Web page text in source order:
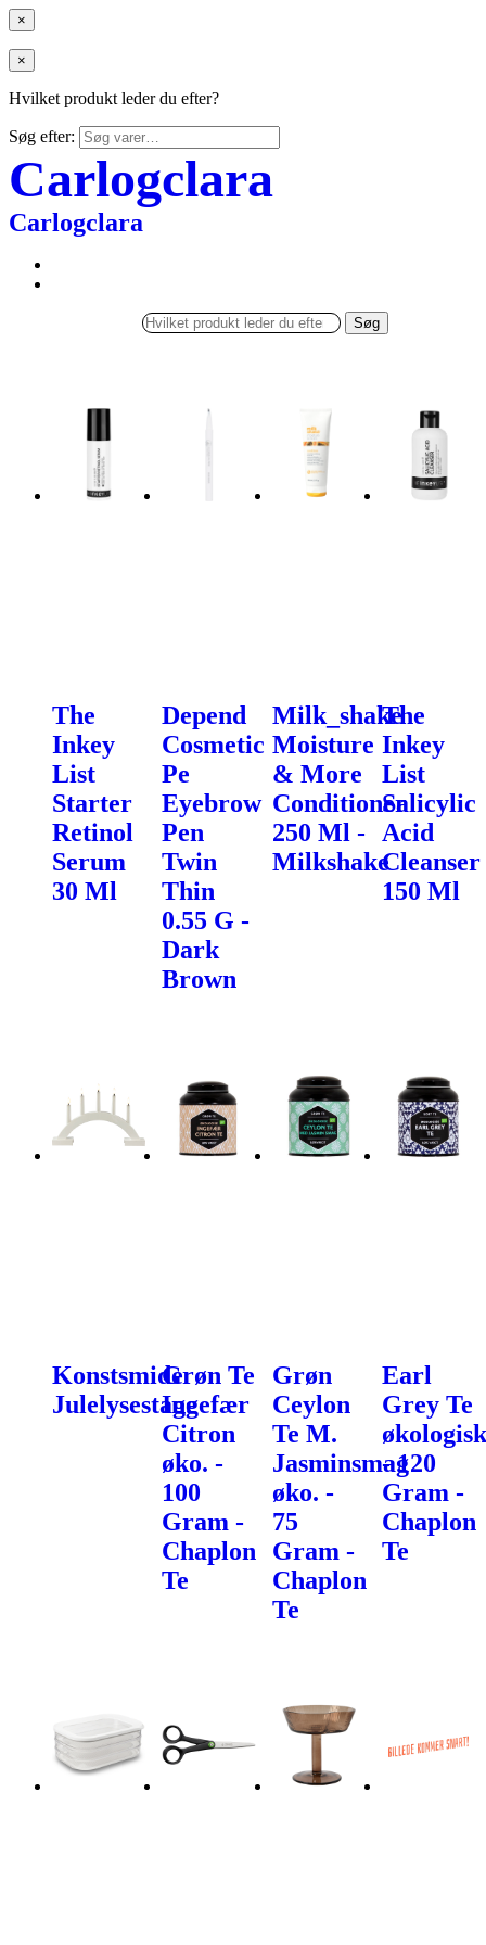
×
×
Hvilket produkt leder du efter?
Søg efter:
Carlogclara
Carlogclara
Søg
The
Inkey
List
Starter
Retinol
Serum
30 Ml
Depend
Cosmetic
Pe
Eyebrow
Pen
Twin
Thin
0.55 G -
Dark
Brown
Milk_shake
Moisture
& More
Conditioner
250 Ml -
Milkshake
The
Inkey
List
Salicylic
Acid
Cleanser
150 Ml
Konstsmide
Julelysestage
Grøn Te
Ingefær
Citron
øko. -
100
Gram -
Chaplon
Te
Grøn
Ceylon
Te M.
Jasminsmag
øko. -
75
Gram -
Chaplon
Te
Earl
Grey Te
økologisk
- 120
Gram -
Chaplon
Te